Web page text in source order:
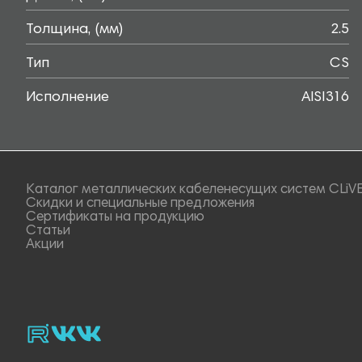
Толщина, (мм) 2.5
Тип CS
Исполнение AISI316
Каталог металлических кабеленесущих систем
Скидки и специальные предложения
Сертификаты на продукцию
Статьи
Акции
rutubevk_video.
Vk.